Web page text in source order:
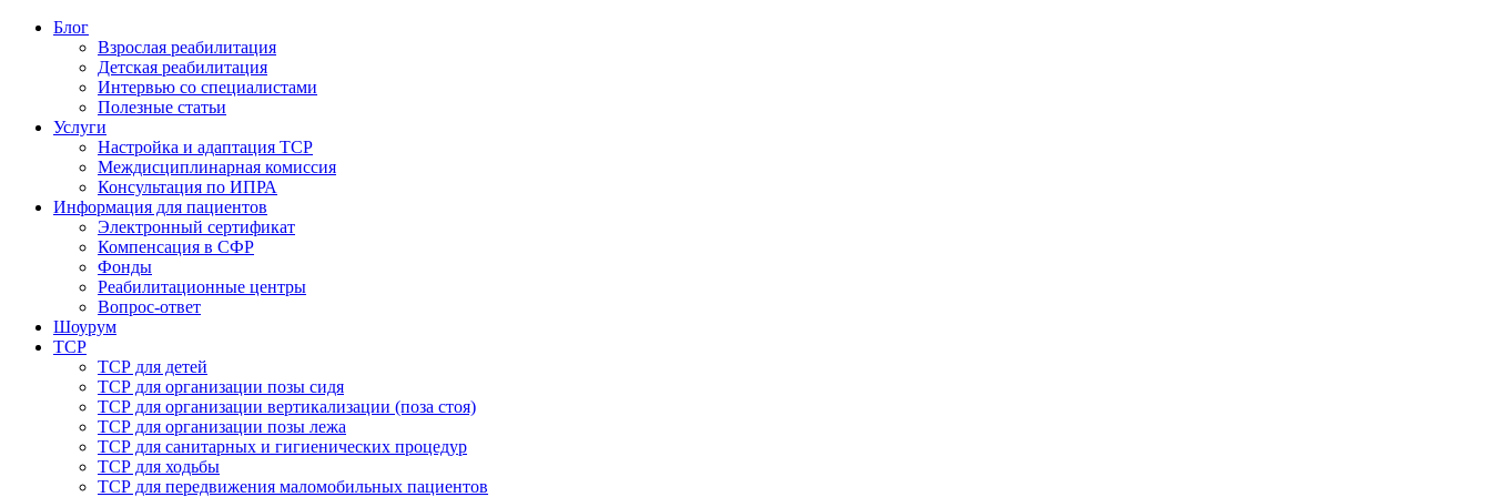
Блог
Взрослая реабилитация
Детская реабилитация
Интервью со специалистами
Полезные статьи
Услуги
Настройка и адаптация ТСР
Междисциплинарная комиссия
Консультация по ИПРА
Информация для пациентов
Электронный сертификат
Компенсация в СФР
Фонды
Реабилитационные центры
Вопрос-ответ
Шоурум
ТСР
ТСР для детей
ТСР для организации позы сидя
ТСР для организации вертикализации (поза стоя)
ТСР для организации позы лежа
ТСР для санитарных и гигиенических процедур
ТСР для ходьбы
ТСР для передвижения маломобильных пациентов